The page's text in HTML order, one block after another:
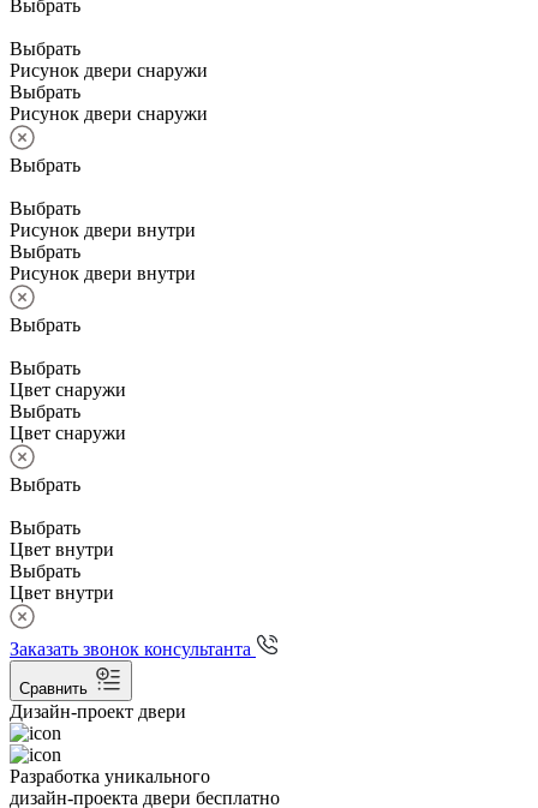
Выбрать
Выбрать
Рисунок двери снаружи
Выбрать
Рисунок двери снаружи
Выбрать
Выбрать
Рисунок двери внутри
Выбрать
Рисунок двери внутри
Выбрать
Выбрать
Цвет снаружи
Выбрать
Цвет снаружи
Выбрать
Выбрать
Цвет внутри
Выбрать
Цвет внутри
Заказать звонок консультанта
Сравнить
Дизайн-проект двери
Разработка уникального
дизайн-проекта двери бесплатно